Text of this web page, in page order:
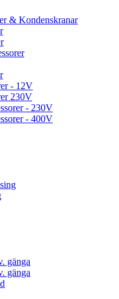
& Kondenskranar
- 12V
230V
- 230V
- 400V
gänga
gänga